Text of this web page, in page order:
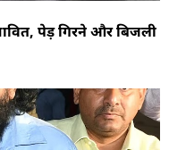
पेड़ गिरने और बिजली